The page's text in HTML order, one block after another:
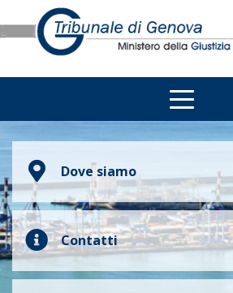
Dove siamo
Contatti